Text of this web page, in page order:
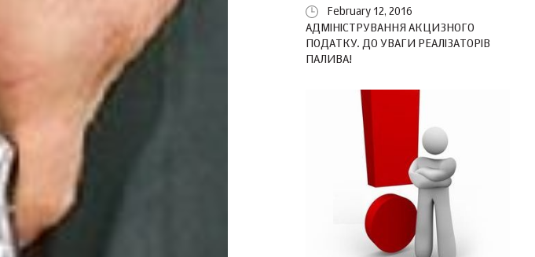
February 12, 2016
АДМІНІСТРУВАННЯ АКЦИЗНОГО
ПОДАТКУ. ДО УВАГИ РЕАЛІЗАТОРІВ
ПАЛИВА!